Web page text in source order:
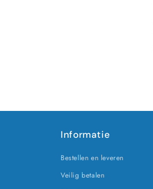
Informatie
Bestellen en leveren
Veilig betalen